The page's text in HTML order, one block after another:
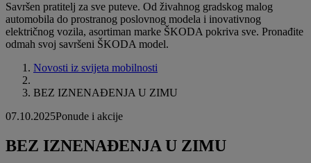
Savršen pratitelj za sve puteve. Od živahnog gradskog malog
automobila do prostranog poslovnog modela i inovativnog
električnog vozila, asortiman marke ŠKODA pokriva sve. Pronađite
odmah svoj savršeni ŠKODA model.
Novosti iz svijeta mobilnosti
BEZ IZNENAĐENJA U ZIMU
07.10.2025Ponude i akcije
BEZ IZNENAĐENJA U ZIMU